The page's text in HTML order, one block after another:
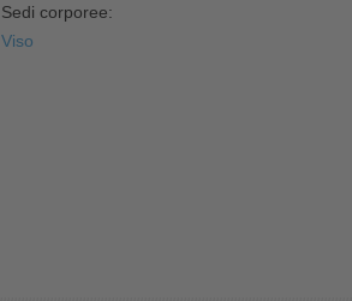
Sedi corporee:
Viso